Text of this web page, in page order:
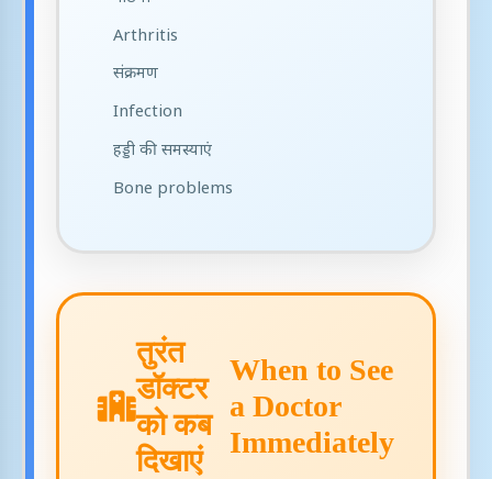
Arthritis
संक्रमण
Infection
हड्डी की समस्याएं
Bone problems
तुरंत
डॉक्टर
को कब
दिखाएं
When to See
a Doctor
Immediately